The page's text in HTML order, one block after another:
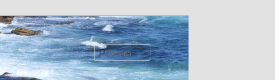
Search